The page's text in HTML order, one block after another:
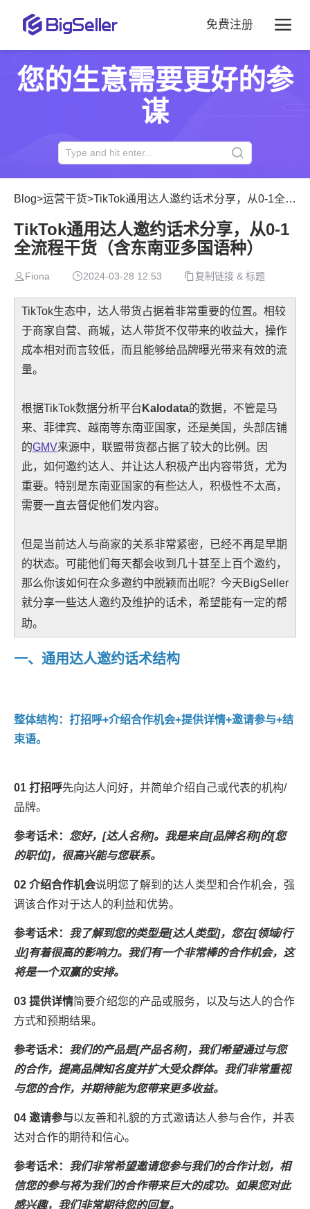
免费注册
您的生意需要更好的参
谋
Blog>运营干货>TikTok通用达人邀约话术分享，从0-1全流程干货（含东南亚多国语种）
TikTok通用达人邀约话术分享，从0-1
全流程干货（含东南亚多国语种）
Fiona 2024-03-28 12:53 复制链接 & 标题